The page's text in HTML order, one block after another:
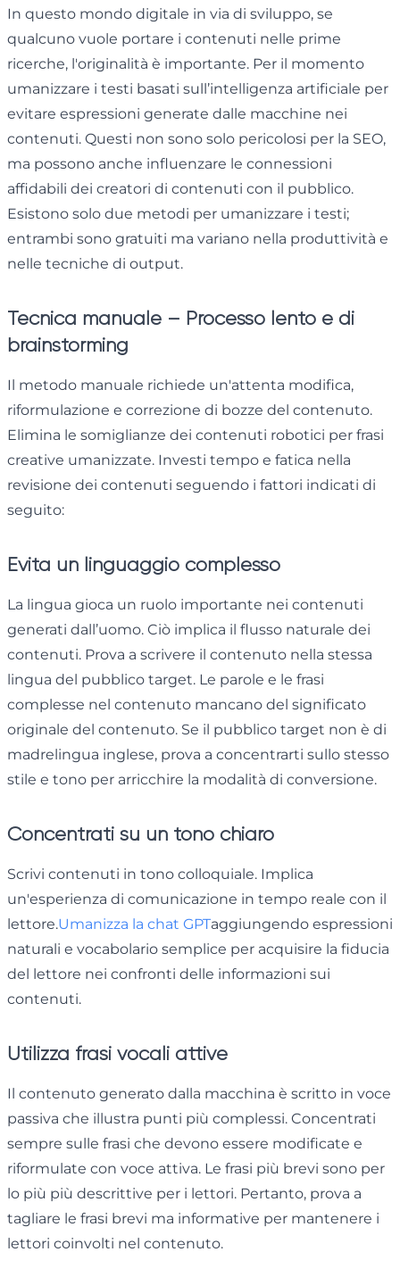
In questo mondo digitale in via di sviluppo, se
qualcuno vuole portare i contenuti nelle prime
ricerche, l'originalità è importante. Per il momento
umanizzare i testi basati sull’intelligenza artificiale per
evitare espressioni generate dalle macchine nei
contenuti. Questi non sono solo pericolosi per la SEO,
ma possono anche influenzare le connessioni
affidabili dei creatori di contenuti con il pubblico.
Esistono solo due metodi per umanizzare i testi;
entrambi sono gratuiti ma variano nella produttività e
nelle tecniche di output.
Tecnica manuale – Processo lento e di
brainstorming
Il metodo manuale richiede un'attenta modifica,
riformulazione e correzione di bozze del contenuto.
Elimina le somiglianze dei contenuti robotici per frasi
creative umanizzate. Investi tempo e fatica nella
revisione dei contenuti seguendo i fattori indicati di
seguito:
Evita un linguaggio complesso
La lingua gioca un ruolo importante nei contenuti
generati dall’uomo. Ciò implica il flusso naturale dei
contenuti. Prova a scrivere il contenuto nella stessa
lingua del pubblico target. Le parole e le frasi
complesse nel contenuto mancano del significato
originale del contenuto. Se il pubblico target non è di
madrelingua inglese, prova a concentrarti sullo stesso
stile e tono per arricchire la modalità di conversione.
Concentrati su un tono chiaro
Scrivi contenuti in tono colloquiale. Implica
un'esperienza di comunicazione in tempo reale con il
lettore.Umanizza la chat GPTaggiungendo espressioni
naturali e vocabolario semplice per acquisire la fiducia
del lettore nei confronti delle informazioni sui
contenuti.
Utilizza frasi vocali attive
Il contenuto generato dalla macchina è scritto in voce
passiva che illustra punti più complessi. Concentrati
sempre sulle frasi che devono essere modificate e
riformulate con voce attiva. Le frasi più brevi sono per
lo più più descrittive per i lettori. Pertanto, prova a
tagliare le frasi brevi ma informative per mantenere i
lettori coinvolti nel contenuto.